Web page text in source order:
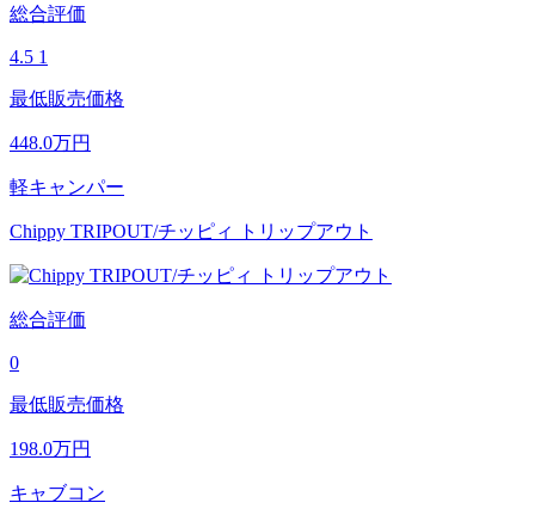
総合評価
4.5 1
最低販売価格
448.0万円
軽キャンパー
Chippy TRIPOUT/チッピィ トリップアウト
総合評価
0
最低販売価格
198.0万円
キャブコン